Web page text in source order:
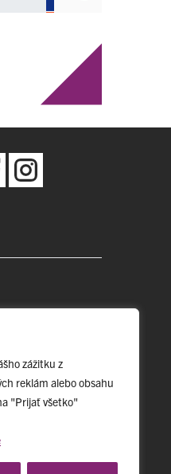
zážitku z
reklám alebo obsahu
"Prijať všetko"